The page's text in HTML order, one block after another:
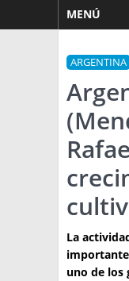
MENÚ
NOTICIAS
EN
OTROS
CLIMA
EL
TÉCNICA
ARGENTINA
La
uno de los